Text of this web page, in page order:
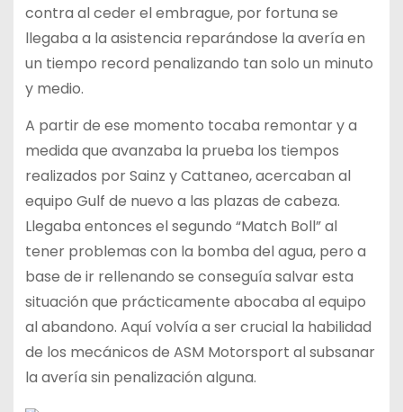
contra al ceder el embrague, por fortuna se
llegaba a la asistencia reparándose la avería en
un tiempo record penalizando tan solo un minuto
y medio.
A partir de ese momento tocaba remontar y a
medida que avanzaba la prueba los tiempos
realizados por Sainz y Cattaneo, acercaban al
equipo Gulf de nuevo a las plazas de cabeza.
Llegaba entonces el segundo “Match Boll” al
tener problemas con la bomba del agua, pero a
base de ir rellenando se conseguía salvar esta
situación que prácticamente abocaba al equipo
al abandono. Aquí volvía a ser crucial la habilidad
de los mecánicos de ASM Motorsport al subsanar
la avería sin penalización alguna.